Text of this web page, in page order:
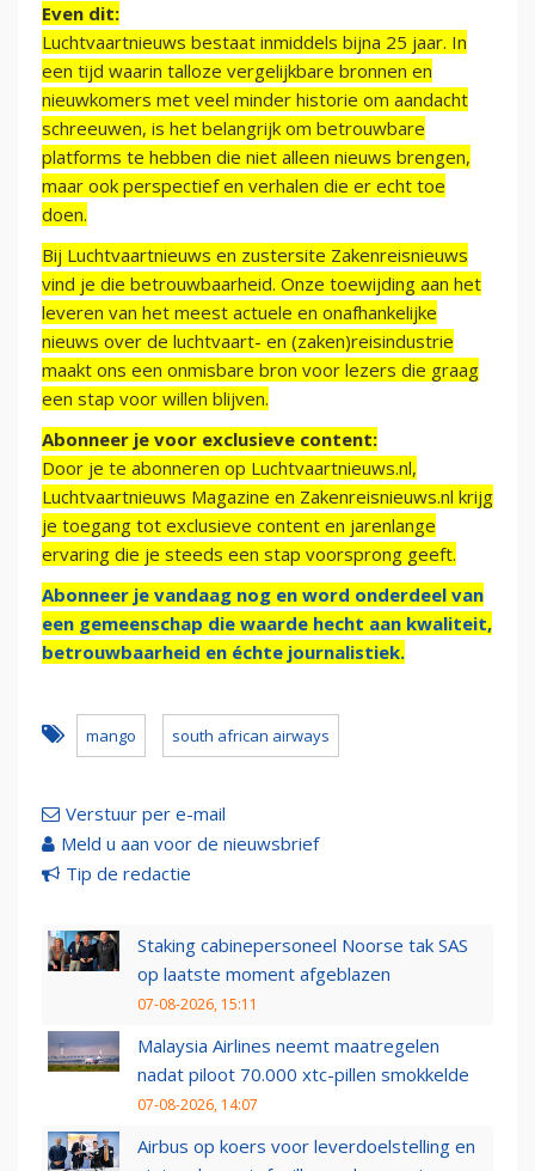
Even dit:
Luchtvaartnieuws bestaat inmiddels bijna 25 jaar. In
een tijd waarin talloze vergelijkbare bronnen en
nieuwkomers met veel minder historie om aandacht
schreeuwen, is het belangrijk om betrouwbare
platforms te hebben die niet alleen nieuws brengen,
maar ook perspectief en verhalen die er echt toe
doen.
Bij Luchtvaartnieuws en zustersite Zakenreisnieuws
vind je die betrouwbaarheid. Onze toewijding aan het
leveren van het meest actuele en onafhankelijke
nieuws over de luchtvaart- en (zaken)reisindustrie
maakt ons een onmisbare bron voor lezers die graag
een stap voor willen blijven.
Abonneer je voor exclusieve content:
Door je te abonneren op Luchtvaartnieuws.nl,
Luchtvaartnieuws Magazine en Zakenreisnieuws.nl krijg
je toegang tot exclusieve content en jarenlange
ervaring die je steeds een stap voorsprong geeft.
Abonneer je vandaag nog en word onderdeel van
een gemeenschap die waarde hecht aan kwaliteit,
betrouwbaarheid en échte journalistiek.
mango south african airways
Verstuur per e-mail
Meld u aan voor de nieuwsbrief
Tip de redactie
Staking cabinepersoneel Noorse tak SAS
op laatste moment afgeblazen
07-08-2026, 15:11
Malaysia Airlines neemt maatregelen
nadat piloot 70.000 xtc-pillen smokkelde
07-08-2026, 14:07
Airbus op koers voor leverdoelstelling en